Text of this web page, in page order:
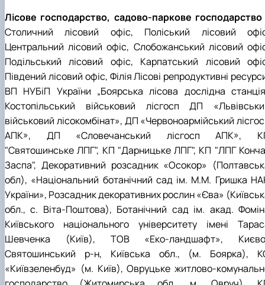
Лісове господарство, садово-паркове господарство
Столичний лісовий офіс, Поліський лісовий
Центральний лісовий офіс, Слобожанський лісовий
Подільський лісовий офіс, Карпатський лісовий
Південий лісовий офіс, Філія Лісові репродуктивні
ВП НУБіП України „Боярська лісова дослідна
Костопільський військовий лісгосп ДП
військовий лісокомбінат», ДП «Червоноармійський
АПК», ДП «Словечанський лісгосп АПК»,
"Святошинське ЛПГ", КП "Дарницьке ЛПГ", КП "ЛПГ
Заспа", Декоративний розсадник «Осокор»
обл), «Національний ботанічний сад ім. М.М. Гришка
України», Розсадник декоративних рослин «Єва»
обл., с. Віта-Поштова), Ботанічний сад ім. акад.
Київського національного університету імені
Шевченка (Київ), ТОВ «Еко-ландшафт»,
Святошинський р-н, Київська обл., (м. Боярка),
«Київзеленбуд» (м. Київ), Овруцьке житлово-